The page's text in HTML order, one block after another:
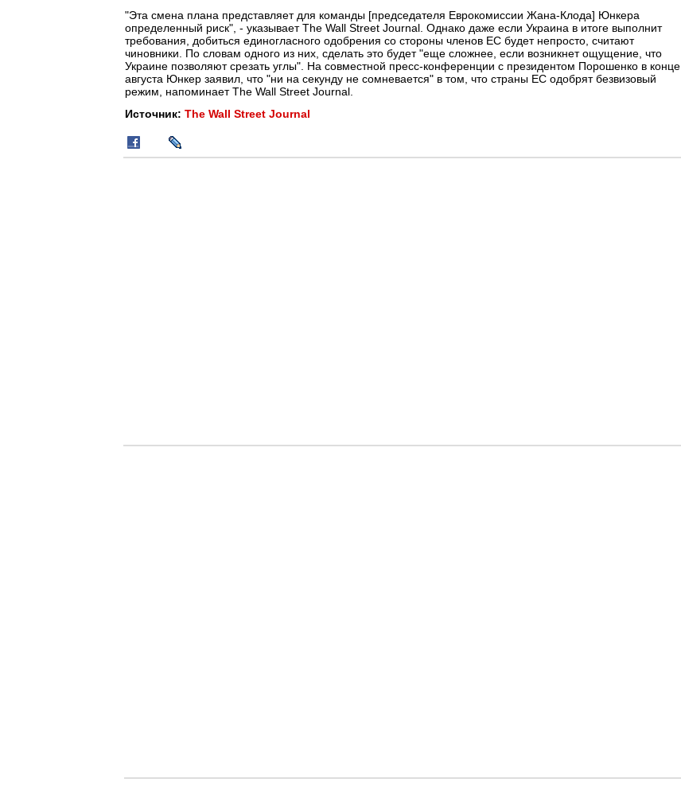
"Эта смена плана представляет для команды [председателя Еврокомиссии Жана-Клода] Юнкера
определенный риск", - указывает The Wall Street Journal. Однако даже если Украина в итоге выполнит
требования, добиться единогласного одобрения со стороны членов ЕС будет непросто, считают
чиновники. По словам одного из них, сделать это будет "еще сложнее, если возникнет ощущение, что
Украине позволяют срезать углы". На совместной пресс-конференции с президентом Порошенко в конце
августа Юнкер заявил, что "ни на секунду не сомневается" в том, что страны ЕС одобрят безвизовый
режим, напоминает The Wall Street Journal.
Источник: The Wall Street Journal